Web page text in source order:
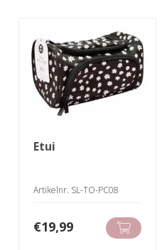
etui
Artikelnr. SL-TO-PC08
€19,99